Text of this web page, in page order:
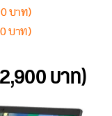
บาท)
บาท)
บาท)